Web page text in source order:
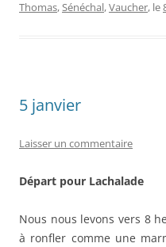
Thomas,Sénéchal,Vaucher, le
5 janvier
Laisser un commentaire
Départ pour Lachalade
Nous nous levons vers 8
à ronfler comme une